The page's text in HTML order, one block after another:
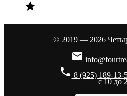

© 2019 — 2026

phone 8 (925) 189-13-
с 10 до